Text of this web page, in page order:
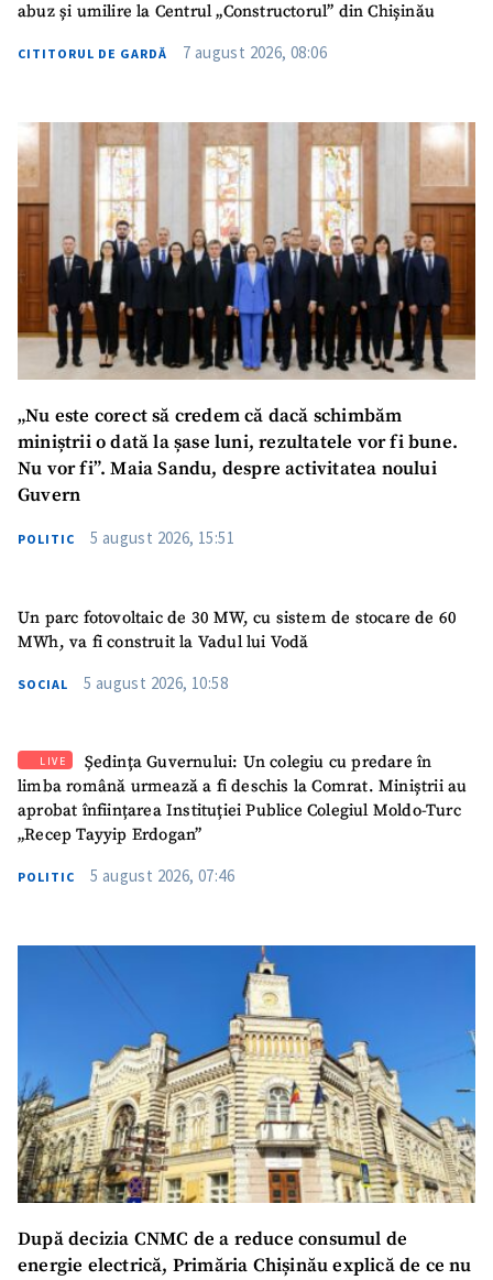
abuz și umilire la Centrul „Constructorul” din Chișinău
CITITORUL DE GARDĂ 7 august 2026, 08:06
„Nu este corect să credem că dacă schimbăm
miniștrii o dată la șase luni, rezultatele vor fi bune.
Nu vor fi”. Maia Sandu, despre activitatea noului
Guvern
POLITIC 5 august 2026, 15:51
Un parc fotovoltaic de 30 MW, cu sistem de stocare de 60
MWh, va fi construit la Vadul lui Vodă
SOCIAL 5 august 2026, 10:58
LIVE
Ședința Guvernului: Un colegiu cu predare în
limba română urmează a fi deschis la Comrat. Miniștrii au
aprobat înființarea Instituției Publice Colegiul Moldo-Turc
„Recep Tayyip Erdogan”
POLITIC 5 august 2026, 07:46
După decizia CNMC de a reduce consumul de
energie electrică, Primăria Chișinău explică de ce nu